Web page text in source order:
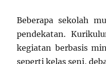
Beberapa sekolah
pendekatan.
kegiatan berbasis
seperti kelas seni,